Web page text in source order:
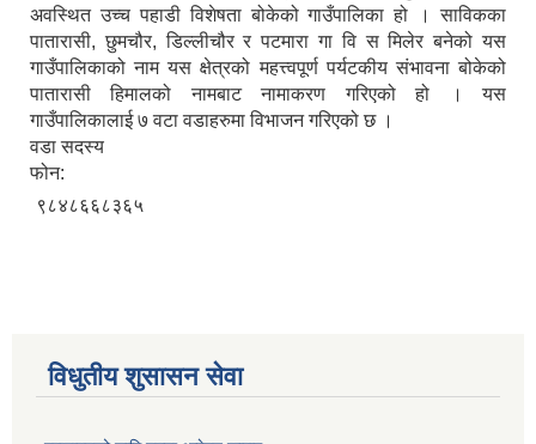
अवस्थित उच्च पहाडी विशेषता बोकेको गाउँपालिका हो । साविकका
पातारासी, छुमचौर, डिल्लीचौर र पटमारा गा वि स मिलेर बनेको यस
गाउँपालिकाको नाम यस क्षेत्रको महत्त्वपूर्ण पर्यटकीय संभावना बोकेको
पातारासी हिमालको नामबाट नामाकरण गरिएको हो । यस
गाउँपालिकालाई ७ वटा वडाहरुमा विभाजन गरिएको छ ।
वडा सदस्य
फोन:
९८४८६६८३६५
विधुतीय शुसासन सेवा